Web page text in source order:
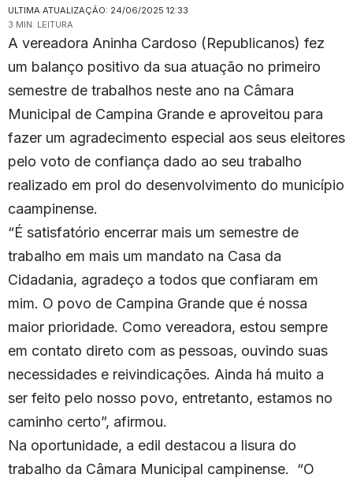
ULTIMA ATUALIZAÇÃO: 24/06/2025 12:33
3 MIN. LEITURA
A vereadora Aninha Cardoso (Republicanos) fez
um balanço positivo da sua atuação no primeiro
semestre de trabalhos neste ano na Câmara
Municipal de Campina Grande e aproveitou para
fazer um agradecimento especial aos seus eleitores
pelo voto de confiança dado ao seu trabalho
realizado em prol do desenvolvimento do município
caampinense.
“É satisfatório encerrar mais um semestre de
trabalho em mais um mandato na Casa da
Cidadania, agradeço a todos que confiaram em
mim. O povo de Campina Grande que é nossa
maior prioridade. Como vereadora, estou sempre
em contato direto com as pessoas, ouvindo suas
necessidades e reivindicações. Ainda há muito a
ser feito pelo nosso povo, entretanto, estamos no
caminho certo”, afirmou.
Na oportunidade, a edil destacou a lisura do
trabalho da Câmara Municipal campinense. “O